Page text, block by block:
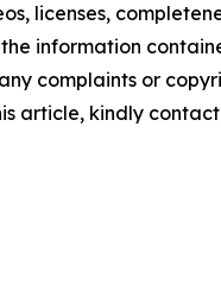
licenses,
information
complaints or
article, kindly